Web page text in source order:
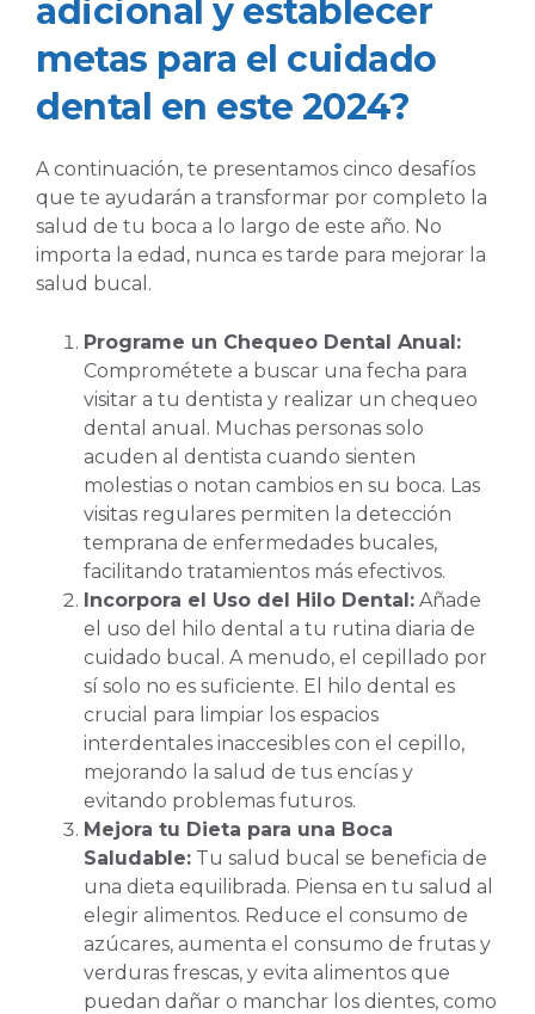
adicional y establecer
metas para el cuidado
dental en este 2024?
A continuación, te presentamos cinco desafíos
que te ayudarán a transformar por completo la
salud de tu boca a lo largo de este año. No
importa la edad, nunca es tarde para mejorar la
salud bucal.
Programe un Chequeo Dental Anual:
Comprométete a buscar una fecha para
visitar a tu dentista y realizar un chequeo
dental anual. Muchas personas solo
acuden al dentista cuando sienten
molestias o notan cambios en su boca. Las
visitas regulares permiten la detección
temprana de enfermedades bucales,
facilitando tratamientos más efectivos.
Incorpora el Uso del Hilo Dental: Añade
el uso del hilo dental a tu rutina diaria de
cuidado bucal. A menudo, el cepillado por
sí solo no es suficiente. El hilo dental es
crucial para limpiar los espacios
interdentales inaccesibles con el cepillo,
mejorando la salud de tus encías y
evitando problemas futuros.
Mejora tu Dieta para una Boca
Saludable: Tu salud bucal se beneficia de
una dieta equilibrada. Piensa en tu salud al
elegir alimentos. Reduce el consumo de
azúcares, aumenta el consumo de frutas y
verduras frescas, y evita alimentos que
puedan dañar o manchar los dientes, como